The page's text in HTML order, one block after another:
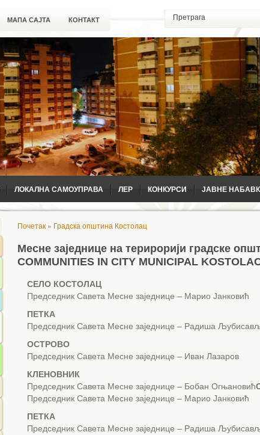
МАПА САЈТА КОНТАКТ
ЛОКАЛНА САМОУПРАВА ЛЕР КОНКУРСИ ЈАВНЕ
Почетак » Градска општина Костолац
Месне заједнице на терирорији градске
COMMUNITIES IN CITY MUNICIPAL
СЕЛО КОСТОЛАЦ
Председник Савета Месне заједнице – Марио Јанковић
ПЕТКА
Председник Савета Месне заједнице – Радиша
ОСТРОВО
Председник Савета Месне заједнице – Иван Лазаров
КЛЕНОВНИК
Председник Савета Месне заједнице – Бобан Огњановић
Председник Савета Месне заједнице – Марио Јанковић
ПЕТКА
Председник Савета Месне заједнице – Радиша